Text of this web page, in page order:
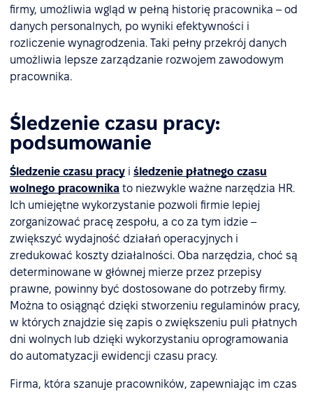
firmy, umożliwia wgląd w pełną historię pracownika – od
danych personalnych, po wyniki efektywności i
rozliczenie wynagrodzenia. Taki pełny przekrój danych
umożliwia lepsze zarządzanie rozwojem zawodowym
pracownika.
Śledzenie czasu pracy:
podsumowanie
Śledzenie czasu pracy i śledzenie płatnego czasu
wolnego pracownika to niezwykle ważne narzędzia HR.
Ich umiejętne wykorzystanie pozwoli firmie lepiej
zorganizować pracę zespołu, a co za tym idzie –
zwiększyć wydajność działań operacyjnych i
zredukować koszty działalności. Oba narzędzia, choć są
determinowane w głównej mierze przez przepisy
prawne, powinny być dostosowane do potrzeby firmy.
Można to osiągnąć dzięki stworzeniu regulaminów pracy,
w których znajdzie się zapis o zwiększeniu puli płatnych
dni wolnych lub dzięki wykorzystaniu oprogramowania
do automatyzacji ewidencji czasu pracy.
Firma, która szanuje pracowników, zapewniając im czas